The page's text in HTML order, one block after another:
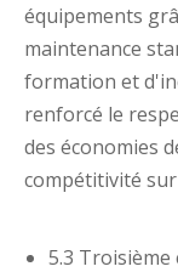
équipements
maintenance
formation et
renforcé le
des économies
compétitivité
5.3 Troisième